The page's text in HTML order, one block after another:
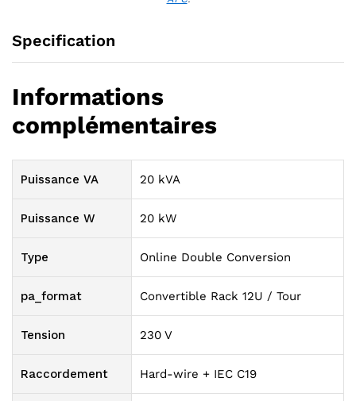
Specification
Informations
complémentaires
Puissance VA 20 kVA
Puissance W 20 kW
Type Online Double Conversion
pa_format Convertible Rack 12U / Tour
Tension 230 V
Raccordement Hard-wire + IEC C19